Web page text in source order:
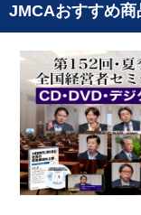
JMCAおすすめ商